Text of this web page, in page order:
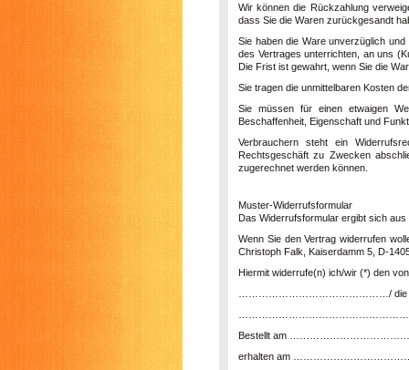
Wir können die Rückzahlung
dass Sie die Waren zurückgesandt
Sie haben die Ware unverzüglich
des Vertrages unterrichten, an uns (
Die Frist ist gewahrt, wenn Sie die
Sie tragen die unmittelbaren Kosten
Sie müssen für einen etwaigen
Beschaffenheit, Eigenschaft und
Verbrauchern steht ein
Rechtsgeschäft zu Zwecken
zugerechnet werden können.
Muster-Widerrufsformular
Das Widerrufsformular ergibt sich
Wenn Sie den Vertrag widerrufen
Christoph Falk, Kaiserdamm 5, D-
Hiermit widerrufe(n) ich/wir (*) den
………………………………………/ die
Bestellt am
erhalten am